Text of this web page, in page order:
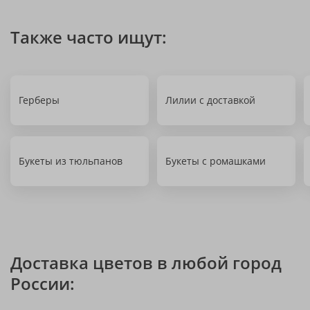
Также часто ищут:
Герберы Лилии с доставкой
Букеты из тюльпанов Букеты с ромашками
Доставка цветов в любой город
России: